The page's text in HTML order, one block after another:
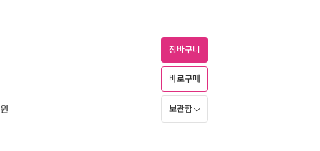
원
장바구니
바로구매
보관함